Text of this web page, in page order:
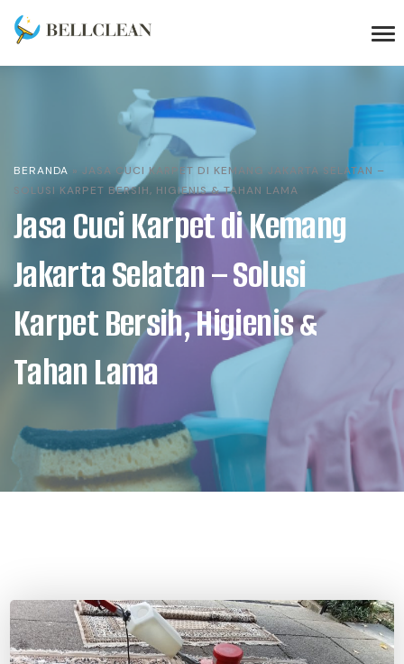
BERANDA » JASA CUCI KARPET DI KEMANG JAKARTA SELATAN –
SOLUSI KARPET BERSIH, HIGIENIS & TAHAN LAMA
Jasa Cuci Karpet di Kemang
Jakarta Selatan – Solusi
Karpet Bersih, Higienis &
Tahan Lama